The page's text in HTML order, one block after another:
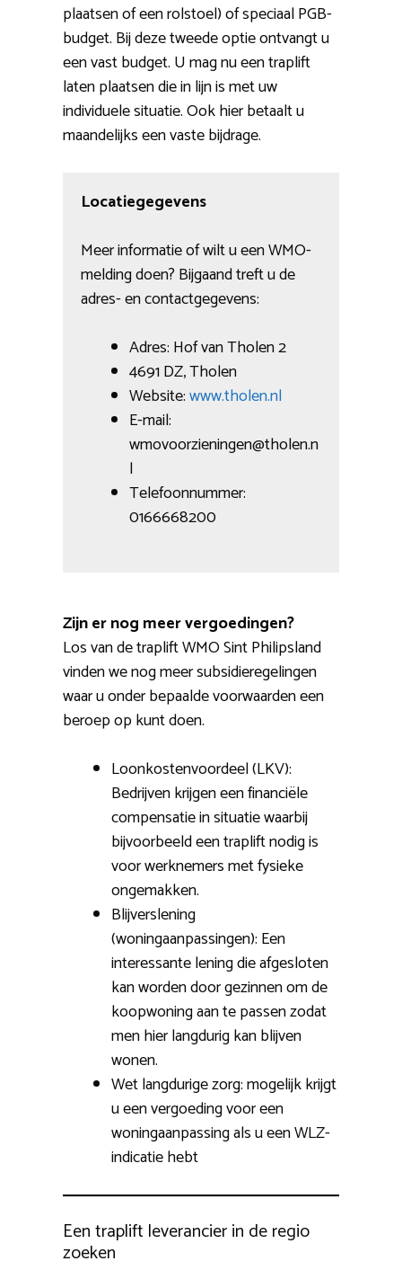
plaatsen of een rolstoel) of speciaal PGB-
budget. Bij deze tweede optie ontvangt u
een vast budget. U mag nu een traplift
laten plaatsen die in lijn is met uw
individuele situatie. Ook hier betaalt u
maandelijks een vaste bijdrage.
Locatiegegevens
Meer informatie of wilt u een WMO-
melding doen? Bijgaand treft u de
adres- en contactgegevens:
Adres: Hof van Tholen 2
4691 DZ, Tholen
Website:www.tholen.nl
E-mail:
wmovoorzieningen@tholen.n
l
Telefoonnummer:
0166668200
Zijn er nog meer vergoedingen?
Los van de traplift WMO Sint Philipsland
vinden we nog meer subsidieregelingen
waar u onder bepaalde voorwaarden een
beroep op kunt doen.
Loonkostenvoordeel (LKV):
Bedrijven krijgen een financiële
compensatie in situatie waarbij
bijvoorbeeld een traplift nodig is
voor werknemers met fysieke
ongemakken.
Blijverslening
(woningaanpassingen): Een
interessante lening die afgesloten
kan worden door gezinnen om de
koopwoning aan te passen zodat
men hier langdurig kan blijven
wonen.
Wet langdurige zorg: mogelijk krijgt
u een vergoeding voor een
woningaanpassing als u een WLZ-
indicatie hebt
Een traplift leverancier in de regio
zoeken